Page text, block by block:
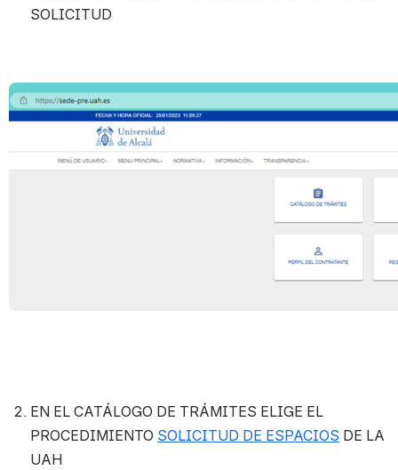
SOLICITUD
Open
EN EL CATÁLOGO DE TRÁMITES ELIGE EL
PROCEDIMIENTO SOLICITUD DE ESPACIOS DE LA
UAH